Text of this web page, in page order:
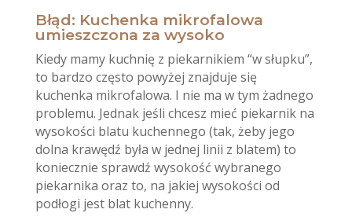
Błąd: Kuchenka mikrofalowa
umieszczona za wysoko
Kiedy mamy kuchnię z piekarnikiem “w słupku”,
to bardzo często powyżej znajduje się
kuchenka mikrofalowa. I nie ma w tym żadnego
problemu. Jednak jeśli chcesz mieć piekarnik na
wysokości blatu kuchennego (tak, żeby jego
dolna krawędź była w jednej linii z blatem) to
koniecznie sprawdź wysokość wybranego
piekarnika oraz to, na jakiej wysokości od
podłogi jest blat kuchenny.